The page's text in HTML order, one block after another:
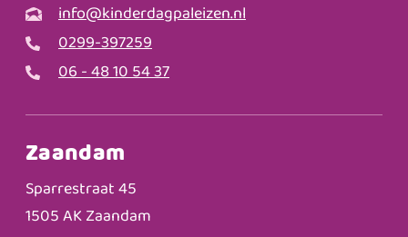
info@kinderdagpaleizen.nl
0299-397259
06 - 48 10 54 37
Zaandam
Sparrestraat 45
1505 AK Zaandam